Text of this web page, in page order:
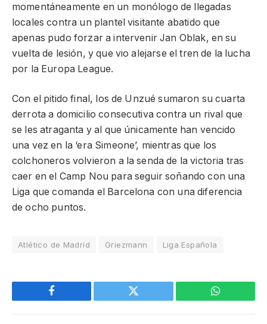
momentáneamente en un monólogo de llegadas
locales contra un plantel visitante abatido que
apenas pudo forzar a intervenir Jan Oblak, en su
vuelta de lesión, y que vio alejarse el tren de la lucha
por la Europa League.
Con el pitido final, los de Unzué sumaron su cuarta
derrota a domicilio consecutiva contra un rival que
se les atraganta y al que únicamente han vencido
una vez en la ‘era Simeone’, mientras que los
colchoneros volvieron a la senda de la victoria tras
caer en el Camp Nou para seguir soñando con una
Liga que comanda el Barcelona con una diferencia
de ocho puntos.
Atlético de Madrid Griezmann Liga Española
Facebook Twitter WhatsApp